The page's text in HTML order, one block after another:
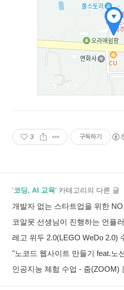
3 구독하기
'코딩, AI 교육' 카테고리의 다른 글
레고 위두 2.0(LEGO WeDo 2.0)
인공지능 체험 수업 - 줌(ZOOM)